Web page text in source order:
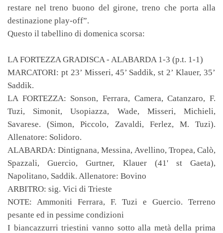
restare nel treno buono del girone, treno che porta alla
destinazione play-off”.
Questo il tabellino di domenica scorsa:
LA FORTEZZA GRADISCA - ALABARDA 1-3 (p.t. 1-1)
MARCATORI: pt 23’ Misseri, 45’ Saddik, st 2’ Klauer, 35’
Saddik.
LA FORTEZZA: Sonson, Ferrara, Camera, Catanzaro, F.
Tuzi, Simonit, Usopiazza, Wade, Misseri, Michieli,
Savarese. (Simon, Piccolo, Zavaldi, Ferlez, M. Tuzi).
Allenatore: Solidoro.
ALABARDA: Dintignana, Messina, Avellino, Tropea, Calò,
Spazzali, Guercio, Gurtner, Klauer (41' st Gaeta),
Napolitano, Saddik. Allenatore: Bovino
ARBITRO: sig. Vici di Trieste
NOTE: Ammoniti Ferrara, F. Tuzi e Guercio. Terreno
pesante ed in pessime condizioni
I biancazzurri triestini vanno sotto alla metà della prima